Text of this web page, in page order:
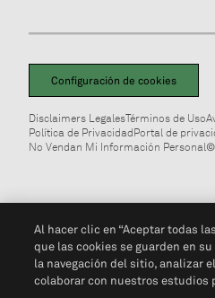
Configuración de cookies
Disclaimers LegalesTérminos de Uso
Política de PrivacidadPortal de
No Vendan Mi Información Personal©
Al hacer clic en “Aceptar todas
que las cookies se guarden en
la navegación del sitio, analizar
colaborar con nuestros estudios